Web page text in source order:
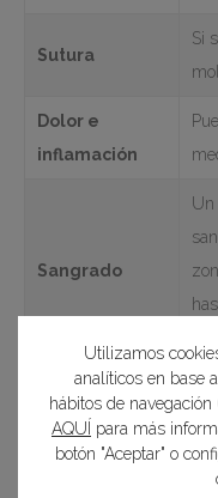
Sutura
Si
Dolor e
inflamación
Sangrado
Un
Utilizamos
analíticos en base
hábitos de
AQUÍ para más
botón "Aceptar" o